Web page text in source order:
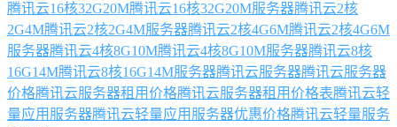
腾讯云16核32G20M腾讯云16核32G20M服务器腾讯云2核
2G4M腾讯云2核2G4M服务器腾讯云2核4G6M腾讯云2核4G6M
服务器腾讯云4核8G10M腾讯云4核8G10M服务器腾讯云8核
16G14M腾讯云8核16G14M服务器腾讯云服务器腾讯云服务器
价格腾讯云服务器租用价格腾讯云服务器租用价格表腾讯云轻
量应用服务器腾讯云轻量应用服务器优惠价格腾讯云轻量服务